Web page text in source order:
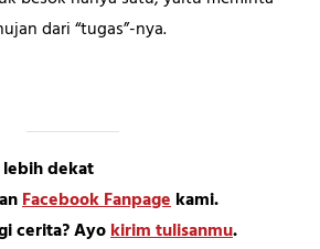
dari “tugas”-nya.
dekat
Facebook Fanpagekami.
cerita? Ayokirim tulisanmu.